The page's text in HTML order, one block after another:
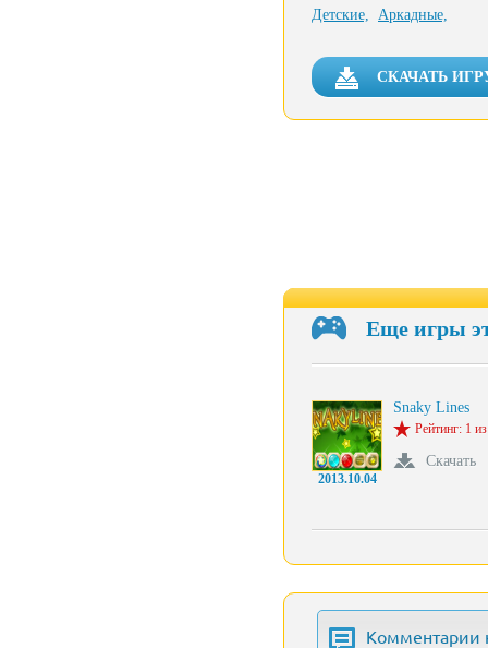
Детские, Аркадные,
СКАЧАТЬ
Еще игры
2013.10.04
Snaky Lines
Рейтинг: 1
Скачать
Комментарии